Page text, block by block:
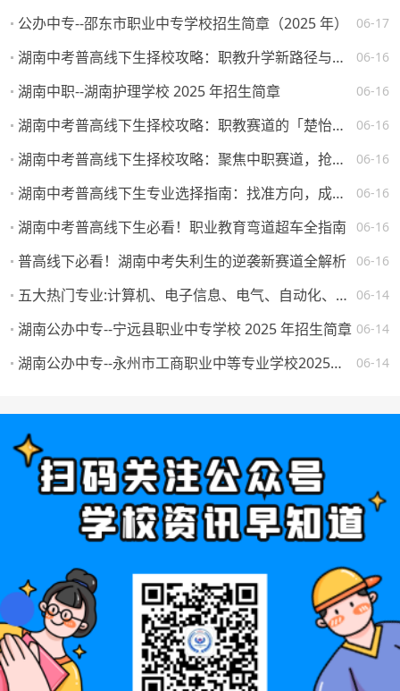
06-17
公办中专--邵东市职业中专学校招生简章（2025 年）
06-16
湖南中考普高线下生择校攻略：职教升学新路径与热门院校解析
06-16
湖南中职--湖南护理学校 2025 年招生简章
06-16
湖南中考普高线下生择校攻略：职教赛道的「楚怡」机遇与突围路径
06-16
湖南中考普高线下生择校攻略：聚焦中职赛道，抢占升学就业先机
06-16
湖南中考普高线下生专业选择指南：找准方向，成就未来
06-16
湖南中考普高线下生必看！职业教育弯道超车全指南
06-16
普高线下必看！湖南中考失利生的逆袭新赛道全解析
06-14
五大热门专业:计算机、电子信息、电气、自动化、机械。学校怎么选，将来就业如何？
06-14
湖南公办中专--宁远县职业中专学校 2025 年招生简章
06-14
湖南公办中专--永州市工商职业中等专业学校2025年一年级新生填报志愿须知